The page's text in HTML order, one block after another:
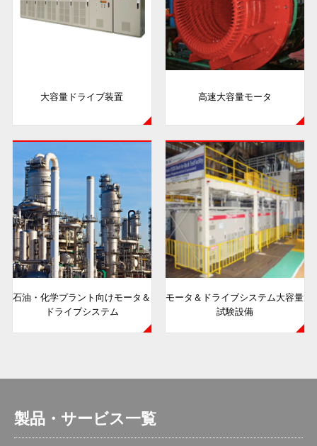
大容量ドライブ装置 高速大容量モータ
石油・化学プラント向けモータ＆
ドライブシステム
モータ＆ドライブシステム大容量
試験設備
製品・サービス一覧